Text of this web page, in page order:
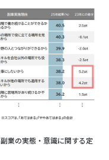
業の実態・意識に関する定